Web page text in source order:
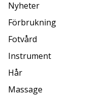
Nyheter
Förbrukning
Fotvård
Instrument
Hår
Massage